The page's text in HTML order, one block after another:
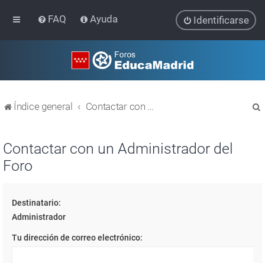
FAQ Ayuda Identificarse
Índice general Contactar con un Administrador del Foro
Contactar con un Administrador del
Foro
Destinatario:
Administrador
Tu dirección de correo electrónico: